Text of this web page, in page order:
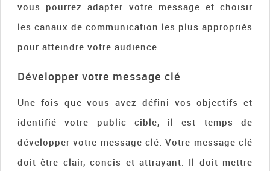
vous pourrez adapter votre message et choisir
les canaux de communication les plus appropriés
pour atteindre votre audience.
Développer votre message clé
Une fois que vous avez défini vos objectifs et
identifié votre public cible, il est temps de
développer votre message clé. Votre message clé
doit être clair, concis et attrayant. Il doit mettre